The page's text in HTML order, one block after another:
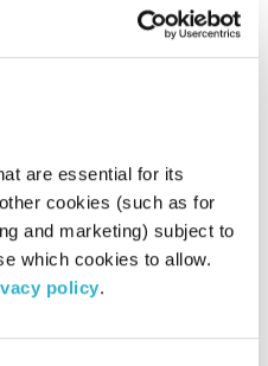
are essential for its
cookies (such as for
and marketing) subject to
which cookies to allow.
policy.
קצר ולעניין
אלון נוימןוהרב אסף
30.11.17
00:58:21
סיעור מוחות בשידור חי בהגשת